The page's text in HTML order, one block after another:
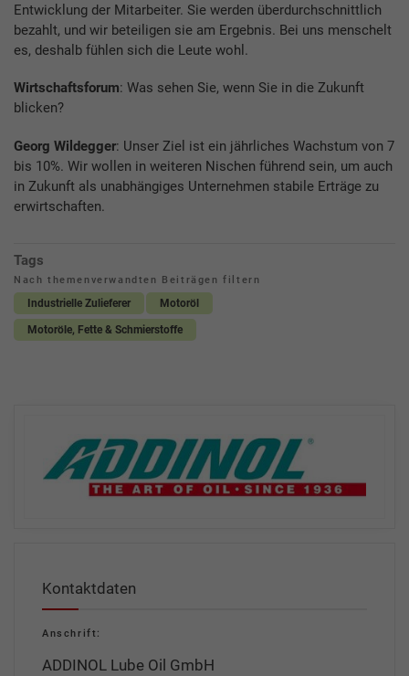
Entwicklung der Mitarbeiter. Sie werden überdurchschnittlich
bezahlt, und wir beteiligen sie am Ergebnis. Bei uns menschelt
es, deshalb fühlen sich die Leute wohl.
Wirtschaftsforum: Was sehen Sie, wenn Sie in die Zukunft
blicken?
Georg Wildegger: Unser Ziel ist ein jährliches Wachstum von 7
bis 10%. Wir wollen in weiteren Nischen führend sein, um auch
in Zukunft als unabhängiges Unternehmen stabile Erträge zu
erwirtschaften.
Tags
Nach themenverwandten Beiträgen filtern
Industrielle Zulieferer Motoröl
Motoröle, Fette & Schmierstoffe
Kontaktdaten
Anschrift:
ADDINOL Lube Oil GmbH